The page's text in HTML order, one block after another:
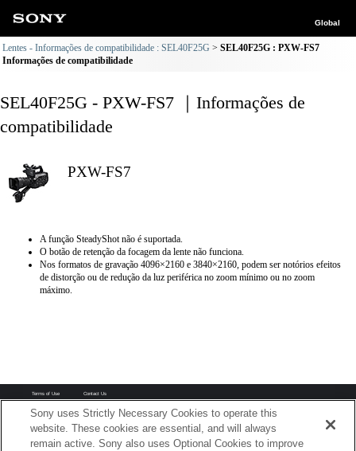
Global
Lentes - Informações de compatibilidade : SEL40F25G
SEL40F25G : PXW-FS7
Informações de compatibilidade
SEL40F25G - PXW-FS7 ｜Informações de
compatibilidade
PXW-FS7
A função SteadyShot não é suportada.
O botão de retenção da focagem da lente não funciona.
Nos formatos de gravação 4096×2160 e 3840×2160, podem ser notórios efeitos
de distorção ou de redução da luz periférica no zoom mínimo ou no zoom
máximo.
Terms of Use Contact Us
Sony uses Strictly Necessary Cookies to operate this
website. These cookies are essential, and will always
remain active. Sony also uses Optional Cookies to improve